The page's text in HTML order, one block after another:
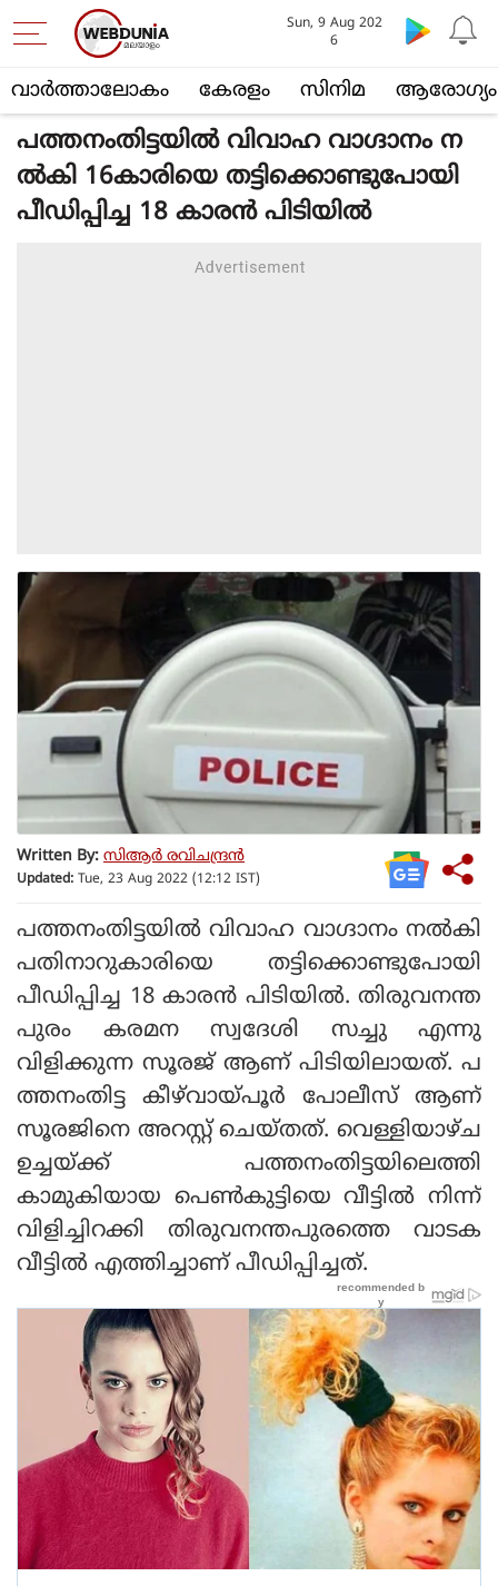
വാര്‍ത്താലോകം കേരളം സിനിമ ആരോഗ്യം
Sun, 9 Aug 202
6
പത്തനംതിട്ടയില്‍ വിവാഹ വാഗ്ദാനം ന
ല്‍കി 16കാരിയെ തട്ടിക്കൊണ്ടുപോയി
പീഡിപ്പിച്ച 18 കാരന്‍ പിടിയില്‍
Written By: സിആര്‍ രവിചന്ദ്രന്‍
Updated: Tue, 23 Aug 2022 (12:12 IST)
പത്തനംതിട്ടയില്‍ വിവാഹ വാഗ്ദാനം നല്‍കി
പതിനാറുകാരിയെ തട്ടിക്കൊണ്ടുപോയി
പീഡിപ്പിച്ച 18 കാരന്‍ പിടിയില്‍. തിരുവനന്ത
പുരം കരമന സ്വദേശി സച്ചു എന്നു
വിളിക്കുന്ന സൂരജ് ആണ് പിടിയിലായത്. പ
ത്തനംതിട്ട കീഴ്‌വായ്പൂര്‍ പോലീസ് ആണ്
സൂരജിനെ അറസ്റ്റ് ചെയ്തത്. വെള്ളിയാഴ്ച
ഉച്ചയ്ക്ക് പത്തനംതിട്ടയിലെത്തി
കാമുകിയായ പെണ്‍കുട്ടിയെ വീട്ടില്‍ നിന്ന്
വിളിച്ചിറക്കി തിരുവനന്തപുരത്തെ വാടക
വീട്ടില്‍ എത്തിച്ചാണ് പീഡിപ്പിച്ചത്.